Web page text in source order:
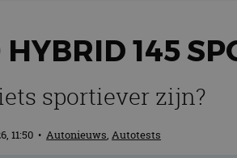
145
sportiever zijn?
11:50 • Autonieuws, Autotests